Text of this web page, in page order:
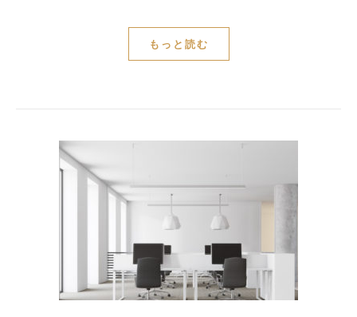
もっと読む